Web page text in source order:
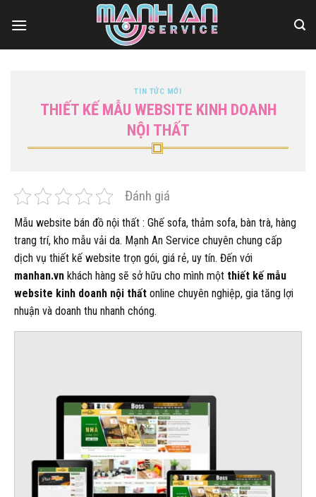
qua
TIN TỨC MỚI
THIẾT KẾ MẪU WEBSITE KINH DOANH
NỘI THẤT
Đánh giá
Mẫu website bán đồ nội thất : Ghế sofa, thảm sofa, bàn trà, hàng
trang trí, kho mẫu vải da. Mạnh An Service chuyên chung cấp
dịch vụ thiết kế website trọn gói, giá rẻ, uy tín. Đến với
manhan.vn khách hàng sẽ sở hữu cho mình một thiết kế mẫu
website kinh doanh nội thất online chuyên nghiệp, gia tăng lợi
nhuận và doanh thu nhanh chóng.